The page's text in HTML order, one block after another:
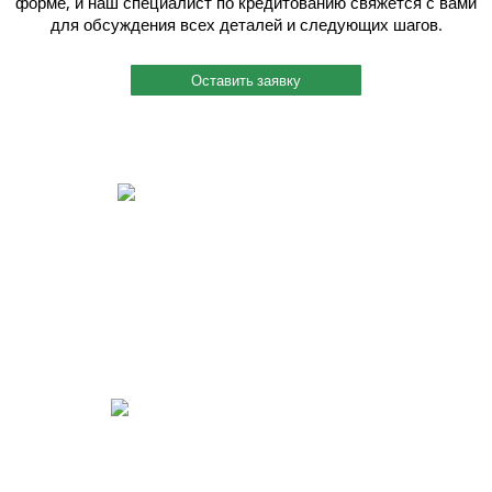
для обсуждения всех деталей и следующих шагов.
Оставить заявку